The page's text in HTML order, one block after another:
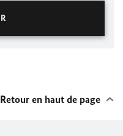
Retour en haut de page